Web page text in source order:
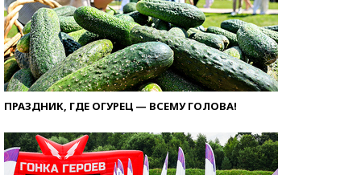
ПРАЗДНИК, ГДЕ ОГУРЕЦ — ВСЕМУ ГОЛОВА!